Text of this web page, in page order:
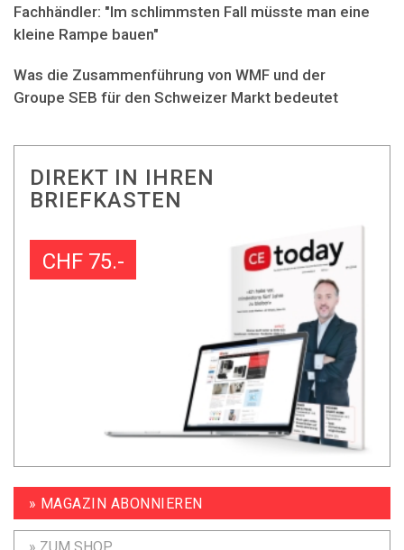
Fachhändler: "Im schlimmsten Fall müsste man eine
kleine Rampe bauen"
Was die Zusammenführung von WMF und der
Groupe SEB für den Schweizer Markt bedeutet
DIREKT IN IHREN
BRIEFKASTEN
CHF 75.-
» MAGAZIN ABONNIEREN